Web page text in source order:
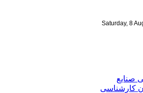
Saturday, 8
صنایع
کارشناسی